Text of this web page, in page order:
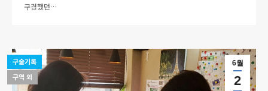
구경했던…
6월
2
구술기록
구역 외